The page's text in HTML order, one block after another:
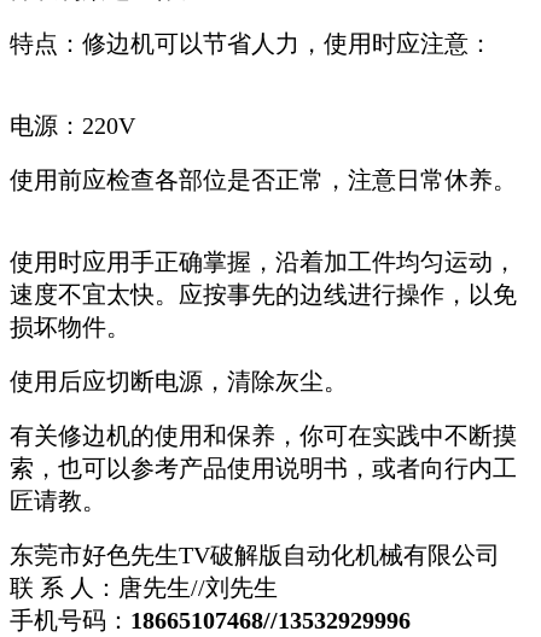
特点：修边机可以节省人力，使用时应注意：
电源：220V
使用前应检查各部位是否正常，注意日常休养。
使用时应用手正确掌握，沿着加工件均匀运动，
速度不宜太快。应按事先的边线进行操作，以免
损坏物件。
使用后应切断电源，清除灰尘。
有关修边机的使用和保养，你可在实践中不断摸
索，也可以参考产品使用说明书，或者向行内工
匠请教。
东莞市好色先生TV破解版自动化机械有限公司
联 系 人：唐先生//刘先生
手机号码： 18665107468//13532929996